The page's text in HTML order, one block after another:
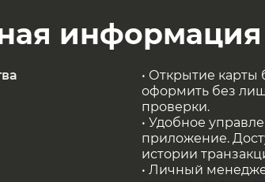
информация
• Открытие
оформить без
проверки.
• Удобное
приложение.
истории
• Личный